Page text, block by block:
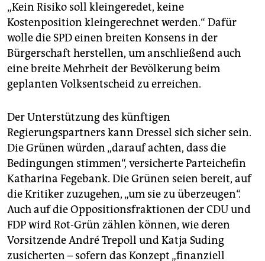
„Kein Risiko soll kleingeredet, keine
Kostenposition kleingerechnet werden.“ Dafür
wolle die SPD einen breiten Konsens in der
Bürgerschaft herstellen, um anschließend auch
eine breite Mehrheit der Bevölkerung beim
geplanten Volksentscheid zu erreichen.
Der Unterstützung des künftigen
Regierungspartners kann Dressel sich sicher sein.
Die Grünen würden „darauf achten, dass die
Bedingungen stimmen“, versicherte Parteichefin
Katharina Fegebank. Die Grünen seien bereit, auf
die Kritiker zuzugehen, „um sie zu überzeugen“.
Auch auf die Oppositionsfraktionen der CDU und
FDP wird Rot-Grün zählen können, wie deren
Vorsitzende André Trepoll und Katja Suding
zusicherten – sofern das Konzept „finanziell